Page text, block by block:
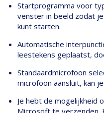
Startprogramma voor
venster in beeld zodat
kunt starten.
Automatische
leestekens geplaatst,
Standaardmicrofoon
microfoon aansluit, kan
Je hebt de mogelijkheid
Microsoft te